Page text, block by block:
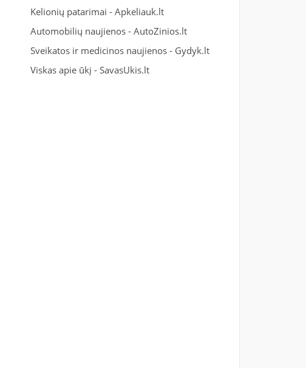
Kelionių patarimai -Apkeliauk.lt
Automobilių naujienos -AutoZinios.lt
Sveikatos ir medicinos naujienos - Gydyk.lt
Viskas apie ūkį -SavasUkis.lt